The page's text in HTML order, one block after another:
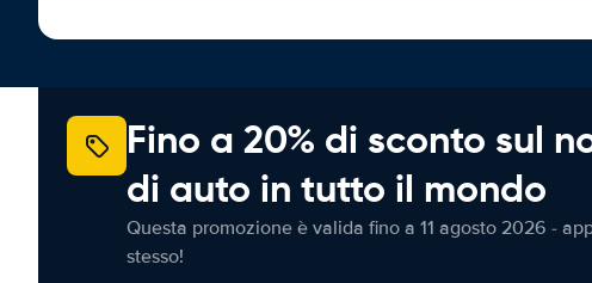
Fino a 20% di sconto sul
di auto in tutto il mondo
Questa promozione è valida fino a 11 agosto 2026 -
stesso!